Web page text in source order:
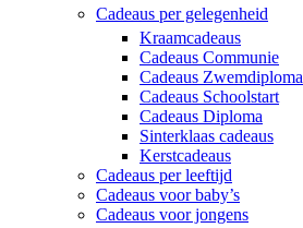
Cadeaus per gelegenheid
Kraamcadeaus
Cadeaus Communie
Cadeaus Zwemdiploma
Cadeaus Schoolstart
Cadeaus Diploma
Sinterklaas cadeaus
Kerstcadeaus
Cadeaus per leeftijd
Cadeaus voor baby’s
Cadeaus voor jongens